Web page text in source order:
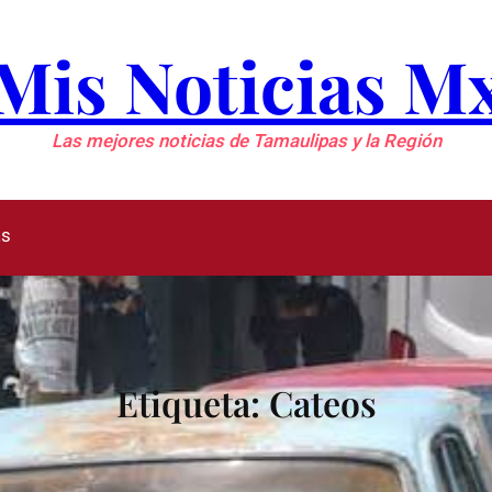
Noticias
Las mejores noticias de Tamaulipas y la Región
Etiqueta:Cateos